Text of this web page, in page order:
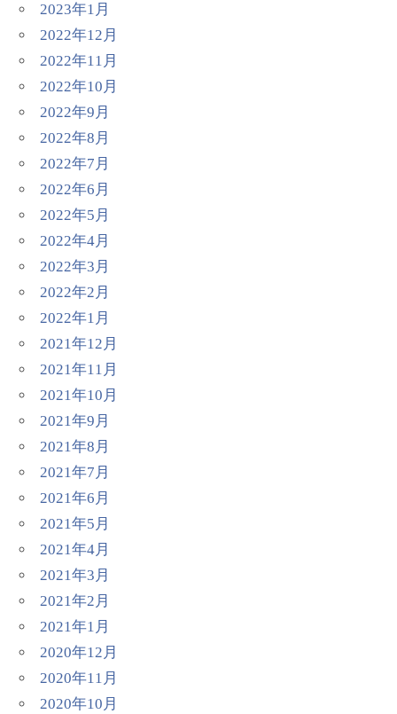
2023年1月
2022年12月
2022年11月
2022年10月
2022年9月
2022年8月
2022年7月
2022年6月
2022年5月
2022年4月
2022年3月
2022年2月
2022年1月
2021年12月
2021年11月
2021年10月
2021年9月
2021年8月
2021年7月
2021年6月
2021年5月
2021年4月
2021年3月
2021年2月
2021年1月
2020年12月
2020年11月
2020年10月